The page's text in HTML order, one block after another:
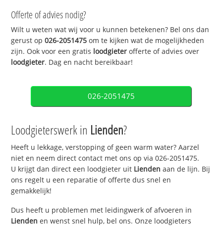
Offerte of advies nodig?
Wilt u weten wat wij voor u kunnen betekenen? Bel ons dan
gerust op026-2051475 om te kijken wat de mogelijkheden
zijn. Ook voor een gratis loodgieter offerte of advies over
loodgieter. Dag en nacht bereikbaar!
026-2051475
Loodgieterswerk in Lienden?
Heeft u lekkage, verstopping of geen warm water? Aarzel
niet en neem direct contact met ons op via 026-2051475.
U krijgt dan direct een loodgieter uit Lienden aan de lijn. Bij
ons regelt u een reparatie of offerte dus snel en
gemakkelijk!
Dus heeft u problemen met leidingwerk of afvoeren in
Lienden en wenst snel hulp, bel ons. Onze loodgieters